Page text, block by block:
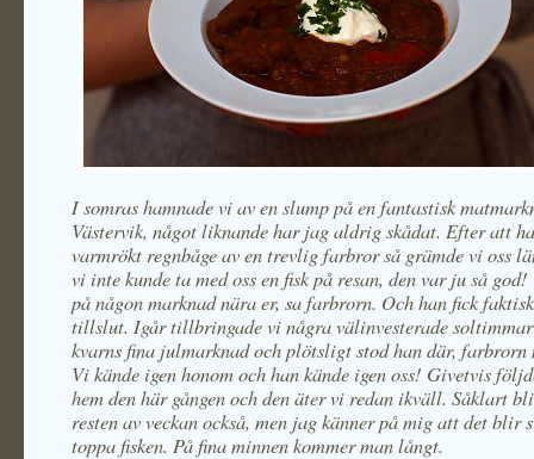
I somras hamnade vi av en slump på en fantastisk
Västervik, något liknande har jag aldrig skådat. Efter att
varmrökt regnbåge av en trevlig farbror så grämde vi oss
vi inte kunde ta med oss en fisk på resan, den var ju så god!
på någon marknad nära er, sa farbrorn. Och han fick
tillslut. Igår tillbringade vi några välinvesterade
kvarns fina julmarknad och plötsligt stod han där, farbrorn
Vi kände igen honom och han kände igen oss! Givetvis
hem den här gången och den äter vi redan ikväll. Såklart
resten av veckan också, men jag känner på mig att det blir
toppa fisken. På fina minnen kommer man långt.